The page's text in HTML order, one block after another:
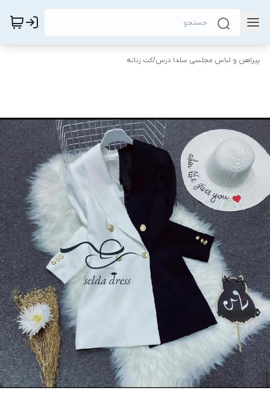
پیراهن و لباس مجلسی سلدا درس/کت زنانه